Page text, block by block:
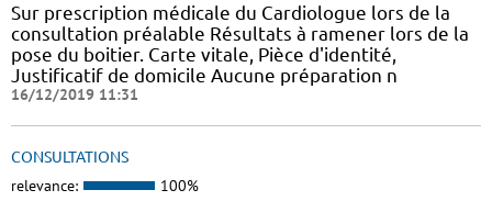
Sur prescription médicale du Cardiologue lors de la
consultation préalable Résultats à ramener lors de la
pose du boitier. Carte vitale, Pièce d'identité,
Justificatif de domicile Aucune préparation n
16/12/2019 11:31
CONSULTATIONS
relevance: 100%